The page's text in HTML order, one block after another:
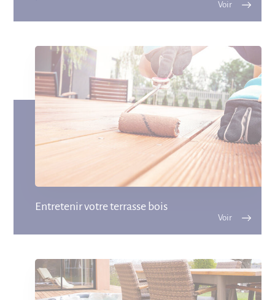
Entretenir votre terrasse bois